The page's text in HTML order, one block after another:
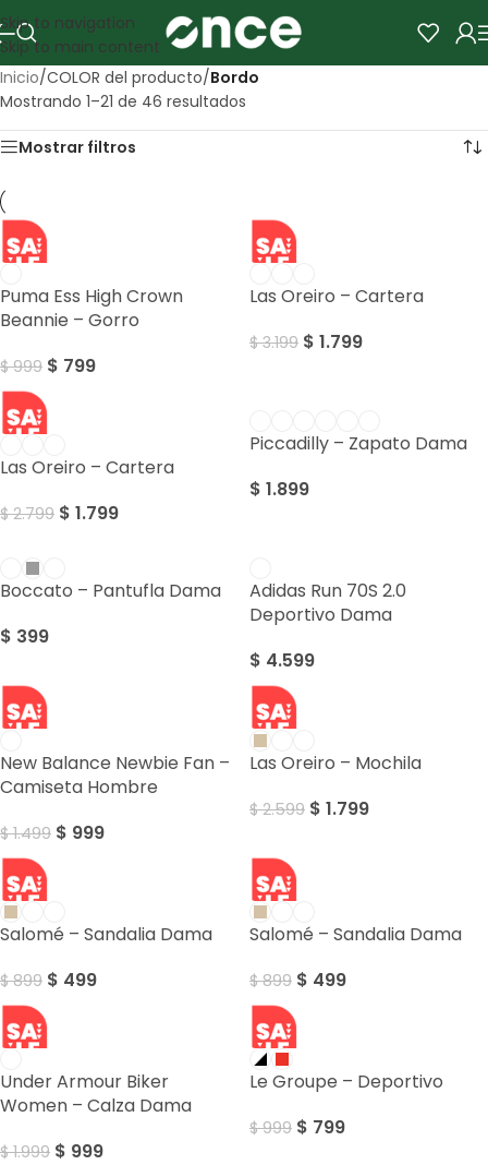
Skip to navigation
Skip to main content
Inicio/COLOR del producto/Bordo
Mostrando 1–21 de 46 resultados
Mostrar filtros
SALE
Puma Ess High Crown
Beannie – Gorro
$999 $ 799
SALE
Las Oreiro – Cartera
$3.199 $ 1.799
SALE
Las Oreiro – Cartera
$2.799 $ 1.799
Piccadilly – Zapato Dama
$ 1.899
Boccato – Pantufla Dama
$ 399
Adidas Run 70S 2.0
Deportivo Dama
$ 4.599
SALE
New Balance Newbie Fan –
Camiseta Hombre
$1.499 $ 999
SALE
Las Oreiro – Mochila
$2.599 $ 1.799
SALE
Salomé – Sandalia Dama
$899 $ 499
SALE
Salomé – Sandalia Dama
$899 $ 499
SALE
Under Armour Biker
Women – Calza Dama
$1.999 $ 999
SALE
Le Groupe – Deportivo
$999 $ 799